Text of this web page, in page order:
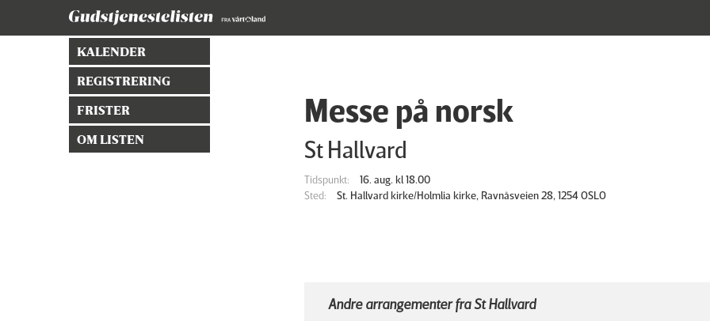
KALENDER
REGISTRERING
FRISTER
OM LISTEN
Messe på norsk
St Hallvard
Tidspunkt:
16. aug. kl 18.00
Sted:
St. Hallvard kirke/Holmlia kirke, Ravnåsveien 28, 1254 OSLO
Andre arrangementer fra St Hallvard